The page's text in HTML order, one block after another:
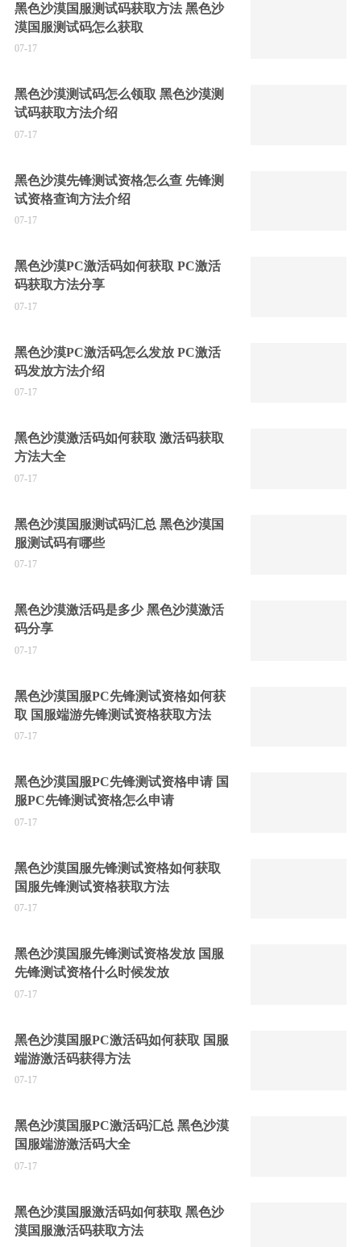
黑色沙漠国服测试码获取方法 黑色沙
漠国服测试码怎么获取
07-17
黑色沙漠测试码怎么领取 黑色沙漠测
试码获取方法介绍
07-17
黑色沙漠先锋测试资格怎么查 先锋测
试资格查询方法介绍
07-17
黑色沙漠PC激活码如何获取 PC激活
码获取方法分享
07-17
黑色沙漠PC激活码怎么发放 PC激活
码发放方法介绍
07-17
黑色沙漠激活码如何获取 激活码获取
方法大全
07-17
黑色沙漠国服测试码汇总 黑色沙漠国
服测试码有哪些
07-17
黑色沙漠激活码是多少 黑色沙漠激活
码分享
07-17
黑色沙漠国服PC先锋测试资格如何获
取 国服端游先锋测试资格获取方法
07-17
黑色沙漠国服PC先锋测试资格申请 国
服PC先锋测试资格怎么申请
07-17
黑色沙漠国服先锋测试资格如何获取
国服先锋测试资格获取方法
07-17
黑色沙漠国服先锋测试资格发放 国服
先锋测试资格什么时候发放
07-17
黑色沙漠国服PC激活码如何获取 国服
端游激活码获得方法
07-17
黑色沙漠国服PC激活码汇总 黑色沙漠
国服端游激活码大全
07-17
黑色沙漠国服激活码如何获取 黑色沙
漠国服激活码获取方法